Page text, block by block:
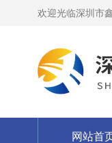
欢迎光临深圳市
网站首